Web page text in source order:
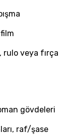
veya fırça
gövdeleri
raf/şase